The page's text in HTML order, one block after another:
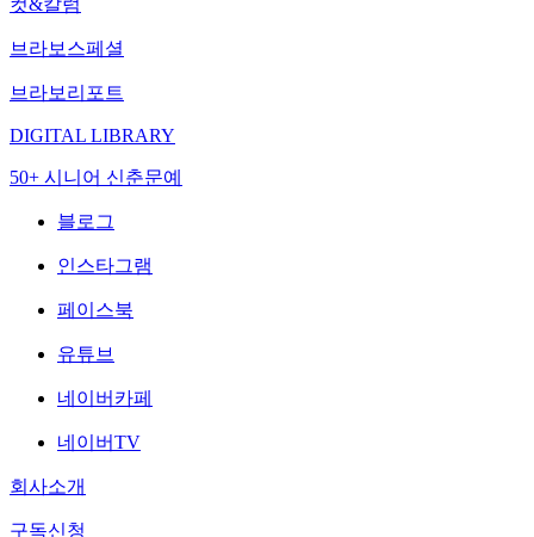
컷&칼럼
브라보스페셜
브라보리포트
DIGITAL LIBRARY
50+ 시니어 신춘문예
블로그
인스타그램
페이스북
유튜브
네이버카페
네이버TV
회사소개
구독신청